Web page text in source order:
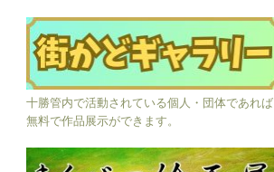
十勝管内で活動されている個人・団体であれば
無料で作品展示ができます。